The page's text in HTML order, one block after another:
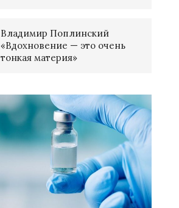
Владимир Поплинский
«Вдохновение — это очень
тонкая материя»